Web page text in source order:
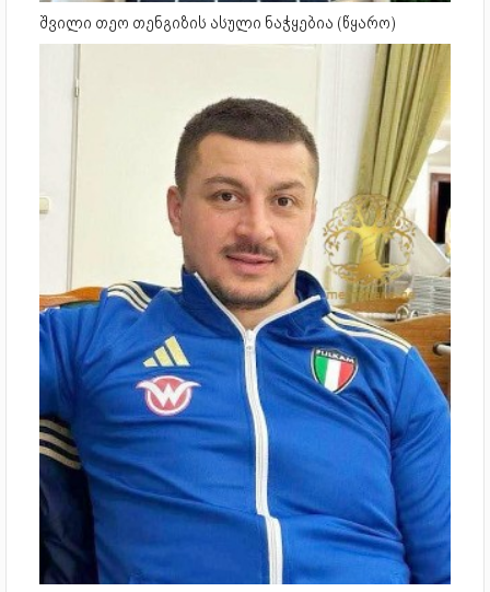
შვილი თეო თენგიზის ასული ნაჭყებია (წყარო)